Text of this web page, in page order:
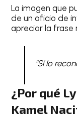
La imagen que
de un oficio de
apreciar la frase
"Sí lo
¿Por qué
Kamel